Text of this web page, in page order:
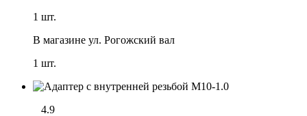
1 шт.
В магазине ул. Рогожский вал
1 шт.
4.9